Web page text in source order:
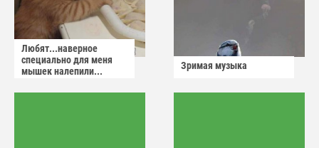
Любят...наверное
специально для меня
мышек налепили...
Зримая музыка